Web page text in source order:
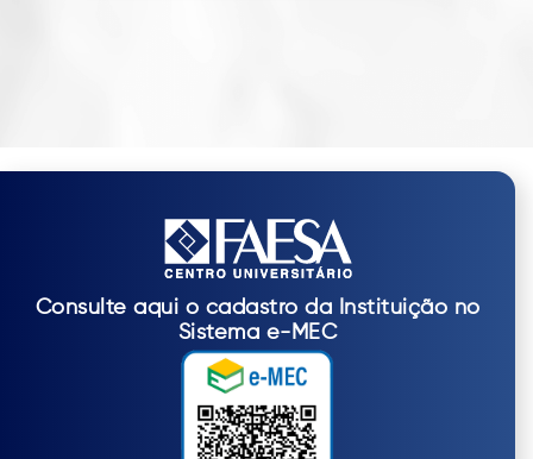
Consulte aqui o cadastro da Instituição no
Sistema e-MEC